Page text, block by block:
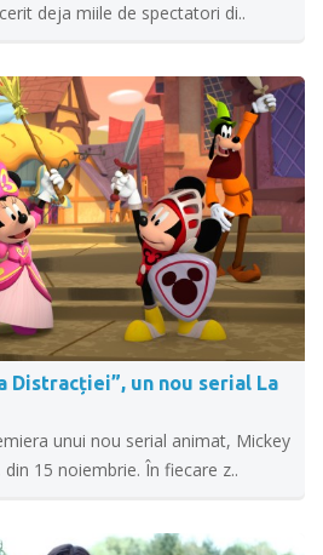
deja miile de spectatori di..
Distracției”, un nou serial La
unui nou serial animat, Mickey
15 noiembrie. În fiecare z..